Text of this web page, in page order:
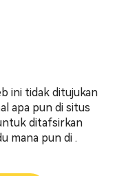
ini tidak ditujukan
apa pun di situs
ditafsirkan
mana pun di .